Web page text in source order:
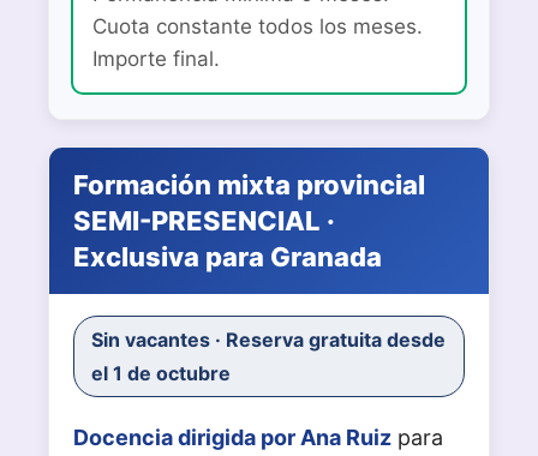
Cuota constante todos los meses.
Importe final.
Formación mixta provincial
SEMI-PRESENCIAL ·
Exclusiva para Granada
Sin vacantes · Reserva gratuita desde
el 1 de octubre
Docencia dirigida por Ana Ruiz para